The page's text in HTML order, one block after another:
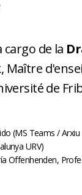
cargo de la
, Maître
de
(MS Teams /
URV)
Offenhenden,